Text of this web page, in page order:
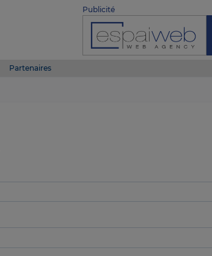
Publicité
Partenaires